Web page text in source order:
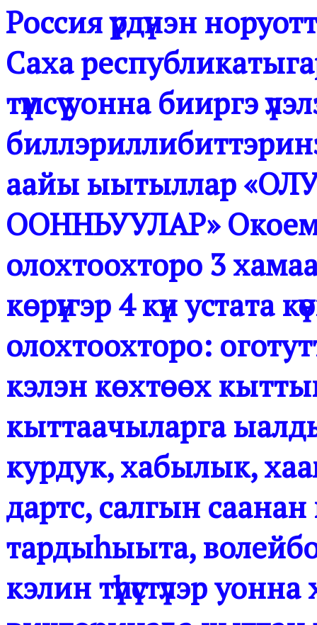
Россия үрдүнэн
Саха
түмсүү уонна бииргэ
аайы ыытыллар
ООННЬУУЛАР»
олохтоохторо 3
көрүҥэр 4 күн устата
олохтоохторо:
кэлэн көхтөөх
кыттаачыларга
курдук, хабылык,
дартс, салгын
тардыһыыта,
кэлин түһүстүлэр